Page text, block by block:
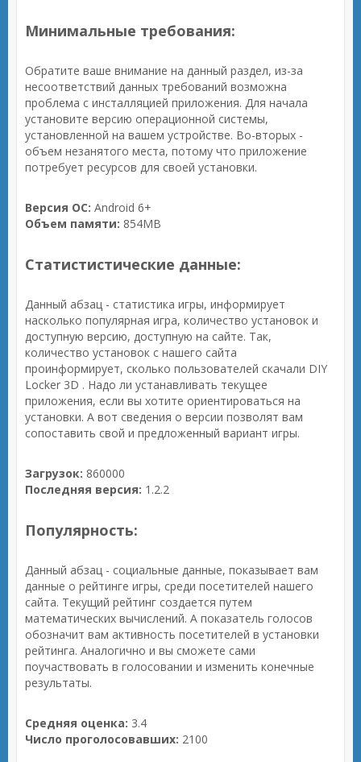
Минимальные требования:
Обратите ваше внимание на данный раздел, из-за
несоответствий данных требований возможна
проблема с инсталляцией приложения. Для начала
установите версию операционной системы,
установленной на вашем устройстве. Во-вторых -
объем незанятого места, потому что приложение
потребует ресурсов для своей установки.
Версия ОС: Android 6+
Объем памяти: 854MB
Статистистические данные:
Данный абзац - статистика игры, информирует
насколько популярная игра, количество установок и
доступную версию, доступную на сайте. Так,
количество установок с нашего сайта
проинформирует, сколько пользователей скачали DIY
Locker 3D . Надо ли устанавливать текущее
приложения, если вы хотите ориентироваться на
установки. А вот сведения о версии позволят вам
сопоставить свой и предложенный вариант игры.
Загрузок: 860000
Последняя версия: 1.2.2
Популярность:
Данный абзац - социальные данные, показывает вам
данные о рейтинге игры, среди посетителей нашего
сайта. Текущий рейтинг создается путем
математических вычислений. А показатель голосов
обозначит вам активность посетителей в установки
рейтинга. Аналогично и вы сможете сами
поучаствовать в голосовании и изменить конечные
результаты.
Средняя оценка: 3.4
Число проголосовавших: 2100